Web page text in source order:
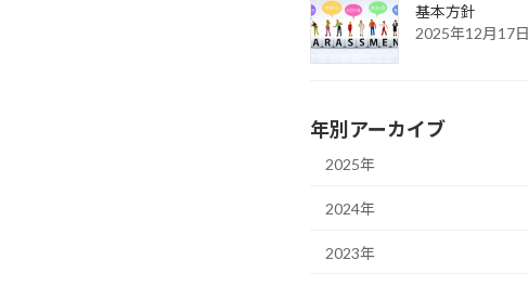
基本方針
2025年12月17日
年別アーカイブ
2025年
2024年
2023年